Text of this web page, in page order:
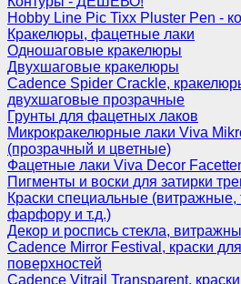
Hobby Line Pic Tixx Pluster Pen -
Кракелюры, фацетные лаки
Одношаговые кракелюры
Двухшаговые кракелюры
Cadence Spider Crackle,
двухшаговые прозрачные
Грунты для фацетных лаков
Микрокракелюрные лаки Viva
(прозрачный и цветные)
Фацетные лаки Viva Decor
Пигменты и воски для затирки
Краски специальные (витражные,
фарфору и т.д.)
Декор и роспись стекла,
Cadence Mirror Festival, краски
поверхностей
Cadence Vitrail Transparent, краски